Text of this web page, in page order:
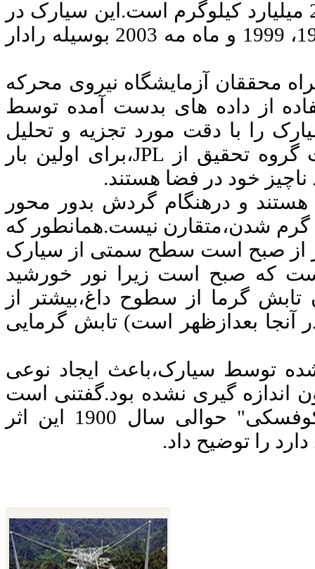
این سیارک در
سال 1991 کشف شد و سپس در سالهای 1995، 1999 و ماه مه 2003 بوسیله رادار
محققان آزمایشگاه نیروی محرکه
از داده های بدست آمده توسط
را با دقت مورد تجزیه و تحلیل
تحقیق از JPL،برای اولین بار
ناچیز خود در فضا هستند.
هستند و درهنگام گردش بدور محور
گرم شدن،متقارن نیست.همانطور که
از صبح است سطح سمتی از سیارک
که صبح است زیرا نور خورشید
تابش گرما از سطوح داغ،بیشتر از
بعدازظهر است) تابش گرمایی
توسط سیارک،باعث ایجاد نوعی
گیری نشده بود.گفتنی است
اولین بار یک مهندس لهستانی به نام "یارکوفسکی" حوالی سال 1900 این اثر
را توضیح داد.